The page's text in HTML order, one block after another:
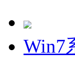
Win7